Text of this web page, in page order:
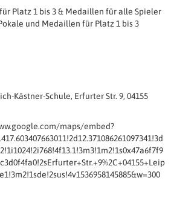
Platz 1 bis 3 & Medaillen für alle Spieler
und Medaillen für Platz 1 bis 3
Kästner-Schule, Erfurter Str. 9, 04155
maps/embed?